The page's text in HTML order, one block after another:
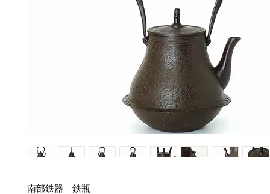
南部鉄器 鉄瓶